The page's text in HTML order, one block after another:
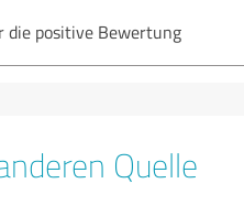
die positive Bewertung
Quelle